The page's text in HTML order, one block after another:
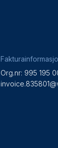
Org.nr: 995 195